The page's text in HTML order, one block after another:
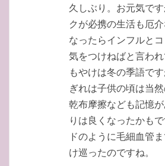
久しぶり。お元気で
クが必携の生活も厄
なったらインフルと
気をつけねばと言わ
もやけは冬の季語で
ぎれは子供の頃は当然
乾布摩擦なども記憶
りは良くなったかも
ドのように毛細血管
け巡ったのですね。